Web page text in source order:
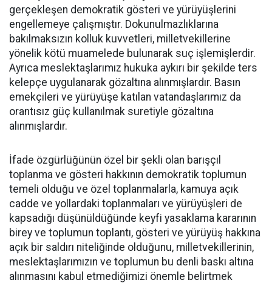
gerçekleşen demokratik gösteri ve yürüyüşlerini
engellemeye çalışmıştır. Dokunulmazlıklarına
bakılmaksızın kolluk kuvvetleri, milletvekillerine
yönelik kötü muamelede bulunarak suç işlemişlerdir.
Ayrıca meslektaşlarımız hukuka aykırı bir şekilde ters
kelepçe uygulanarak gözaltına alınmışlardır. Basın
emekçileri ve yürüyüşe katılan vatandaşlarımız da
orantısız güç kullanılmak suretiyle gözaltına
alınmışlardır.
İfade özgürlüğünün özel bir şekli olan barışçıl
toplanma ve gösteri hakkının demokratik toplumun
temeli olduğu ve özel toplanmalarla, kamuya açık
cadde ve yollardaki toplanmaları ve yürüyüşleri de
kapsadığı düşünüldüğünde keyfi yasaklama kararının
birey ve toplumun toplantı, gösteri ve yürüyüş hakkına
açık bir saldırı niteliğinde olduğunu, milletvekillerinin,
meslektaşlarımızın ve toplumun bu denli baskı altına
alınmasını kabul etmediğimizi önemle belirtmek